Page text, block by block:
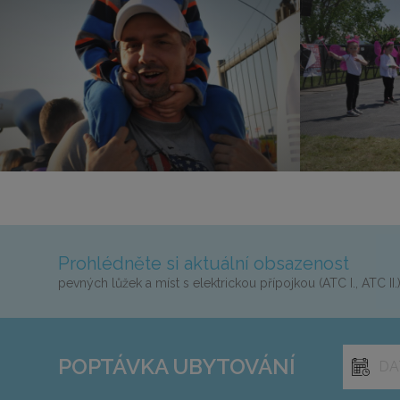
Prohlédněte si aktuální obsazenost
pevných lůžek a míst s elektrickou přípojkou (ATC I., ATC II.)
POPTÁVKA UBYTOVÁNÍ